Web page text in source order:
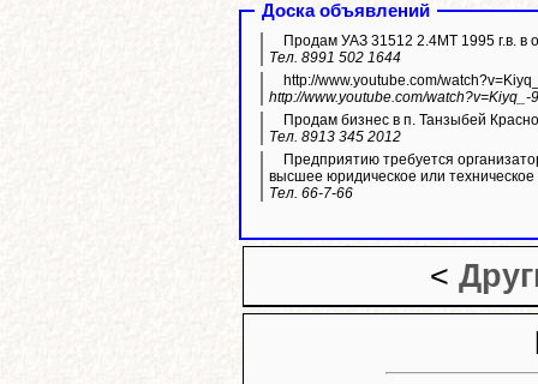
Доска объявлений
Продам УАЗ 31512 2.4МТ 1995 г.в. в
Тел. 8991 502 1644
http://www.youtube.com/
http://www.youtube.com/watch?v=Kiyq_-
Продам бизнес в п. Танзыбей
Тел. 8913 345 2012
Предприятию требуется
высшее юридическое или
Тел. 66-7-66
<